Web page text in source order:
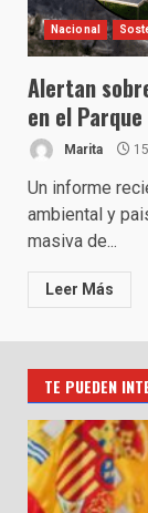
Nacional
Alertan
en el
Marita
Un informe
ambiental y
masiva de...
Leer Más
TE PUEDEN